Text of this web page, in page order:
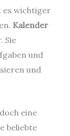
es wichtiger
Kalender
Sie
und
und
eine
beliebte